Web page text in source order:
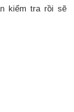
kiểm tra rồi sẽ